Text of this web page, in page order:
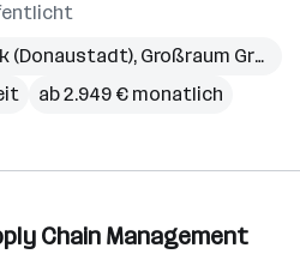
(Donaustadt), Großraum Graz
ab 2.949 € monatlich
Chain Management